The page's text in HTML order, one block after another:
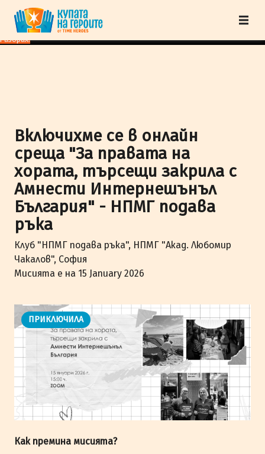
"Купата на героите" от TimeHeroes ползва cookies, за да осигурим по-
добро представяне на сайта и да подобрим Вашето преживяване.Научи
повече
Разбрах!
Включихме се в онлайн
среща "За правата на
хората, търсещи закрила с
Амнести Интернешънъл
България" - НПМГ подава
ръка
Клуб "НПМГ подава ръка", НПМГ "Акад. Любомир
Чакалов", София
Мисията е на 15 January 2026
ПРИКЛЮЧИЛА
Как премина мисията?